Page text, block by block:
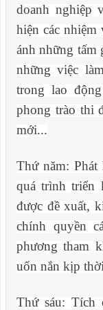
doanh nghiệp
hiện các nhiệm
ánh những tấm
những việc
trong lao
phong trào thi
mới...
Thứ năm: Phát
quá trình triển
được đề xuất,
chính quyền
phương tham
uốn nắn kịp
Thứ sáu: Tích